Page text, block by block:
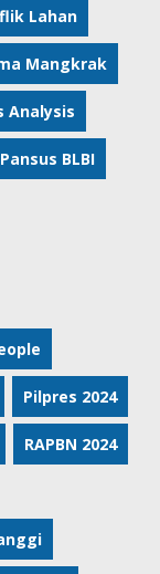
Lahan
Mangkrak
Analysis
Pansus BLBI
Pilpres 2024
RAPBN 2024